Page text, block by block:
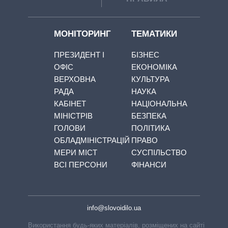
МОНІТОРИНГ
ПРЕЗИДЕНТ І
ОФІС
ВЕРХОВНА
РАДА
КАБІНЕТ
МІНІСТРІВ
ГОЛОВИ
ОБЛАДМІНІСТРАЦІЙ
МЕРИ МІСТ
ВСІ ПЕРСОНИ
ТЕМАТИКИ
БІЗНЕС
ЕКОНОМІКА
КУЛЬТУРА
НАУКА
НАЦІОНАЛЬНА
БЕЗПЕКА
ПОЛІТИКА
ПРАВО
СУСПІЛЬСТВО
ФІНАНСИ
info@slovoidilo.ua
Використання будь-яких матеріалів, розміщених на сайті,